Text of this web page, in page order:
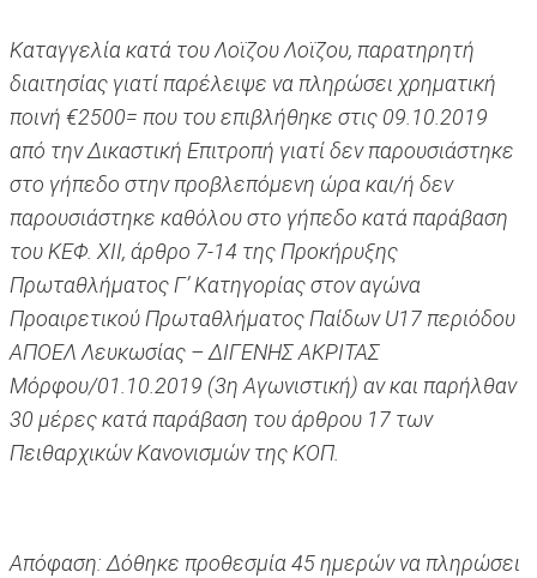
Καταγγελία κατά του Λοϊζου Λοϊζου, παρατηρητή
διαιτησίας γιατί παρέλειψε να πληρώσει χρηματική
ποινή €2500= που του επιβλήθηκε στις 09.10.2019
από την Δικαστική Επιτροπή γιατί δεν παρουσιάστηκε
στο γήπεδο στην προβλεπόμενη ώρα και/ή δεν
παρουσιάστηκε καθόλου στο γήπεδο κατά παράβαση
του ΚΕΦ. ΧΙΙ, άρθρο 7-14 της Προκήρυξης
Πρωταθλήματος Γ’ Κατηγορίας στον αγώνα
Προαιρετικού Πρωταθλήματος Παίδων U17 περιόδου
ΑΠΟΕΛ Λευκωσίας – ΔΙΓΕΝΗΣ ΑΚΡΙΤΑΣ
Μόρφου/01.10.2019 (3η Αγωνιστική) αν και παρήλθαν
30 μέρες κατά παράβαση του άρθρου 17 των
Πειθαρχικών Κανονισμών της ΚΟΠ.
Απόφαση: Δόθηκε προθεσμία 45 ημερών να πληρώσει